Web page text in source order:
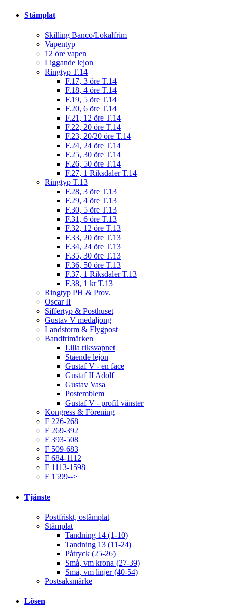
Stämplat
Skilling Banco/Lokalfrim
Vapentyp
12 öre vapen
Liggande lejon
Ringtyp T.14
F.17, 3 öre T.14
F.18, 4 öre T.14
F.19, 5 öre T.14
F.20, 6 öre T.14
F.21, 12 öre T.14
F.22, 20 öre T.14
F.23, 20/20 öre T.14
F.24, 24 öre T.14
F.25, 30 öre T.14
F.26, 50 öre T.14
F.27, 1 Riksdaler T.14
Ringtyp T.13
F.28, 3 öre T.13
F.29, 4 öre T.13
F.30, 5 öre T.13
F.31, 6 öre T.13
F.32, 12 öre T.13
F.33, 20 öre T.13
F.34, 24 öre T.13
F.35, 30 öre T.13
F.36, 50 öre T.13
F.37, 1 Riksdaler T.13
F.38, 1 kr T.13
Ringtyp PH & Prov.
Oscar II
Siffertyp & Posthuset
Gustav V medaljong
Landstorm & Flygpost
Bandfrimärken
Lilla riksvapnet
Stående lejon
Gustaf V - en face
Gustaf II Adolf
Gustav Vasa
Postemblem
Gustaf V - profil vänster
Kongress & Förening
F 226-268
F 269-392
F 393-508
F 509-683
F 684-1112
F 1113-1598
F 1599-->
Tjänste
Postfriskt, ostämplat
Stämplat
Tandning 14 (1-10)
Tandning 13 (11-24)
Påtryck (25-26)
Små, vm krona (27-39)
Små, vm linjer (40-54)
Postsaksmärke
Lösen